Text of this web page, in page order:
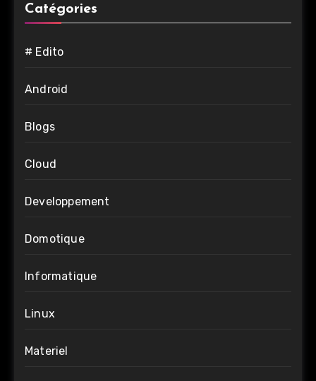
Catégories
# Edito
Android
Blogs
Cloud
Developpement
Domotique
Informatique
Linux
Materiel